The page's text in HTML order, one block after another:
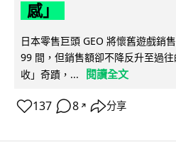
感」
日本零售巨頭 GEO 將懷舊遊戲銷
99 間，但銷售額卻不降反升至過
收」奇蹟，...
閱讀全文
137 8 ↗ 分享